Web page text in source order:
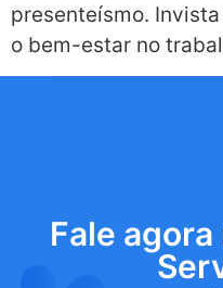
presenteísmo.
o bem-estar no
Fale